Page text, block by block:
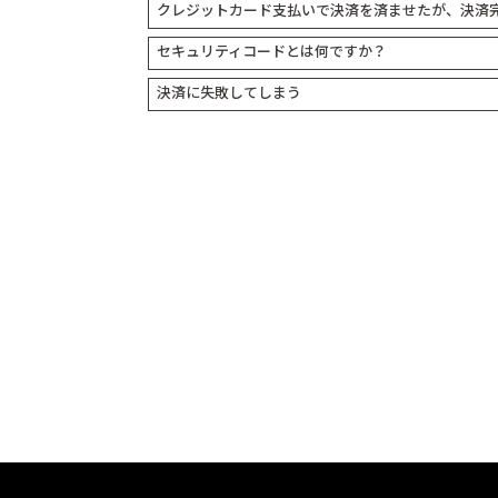
クレジットカード支払いで決済を済ませたが、決済
セキュリティコードとは何ですか？
決済に失敗してしまう